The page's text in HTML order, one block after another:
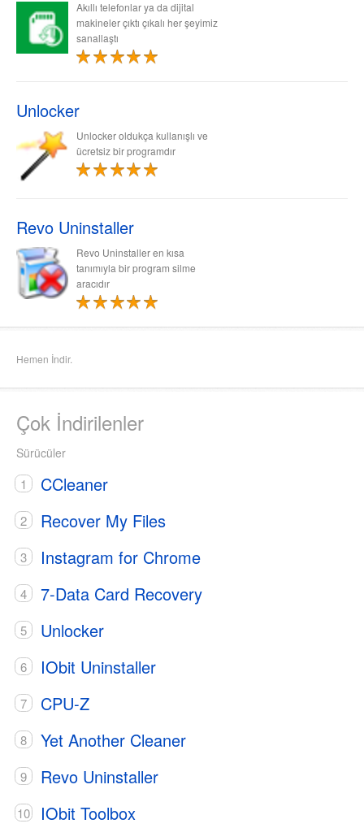
Akıllı telefonlar ya da dijital
makineler çıktı çıkalı her şeyimiz
sanallaştı
Unlocker
Unlocker oldukça kullanışlı ve
ücretsiz bir programdır
Revo Uninstaller
Revo Uninstaller en kısa
tanımıyla bir program silme
aracıdır
Hemen İndir.
Çok İndirilenler
Sürücüler
CCleaner
Recover My Files
Instagram for Chrome
7-Data Card Recovery
Unlocker
IObit Uninstaller
CPU-Z
Yet Another Cleaner
Revo Uninstaller
IObit Toolbox